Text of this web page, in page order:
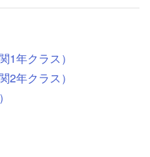
1年クラス）
2年クラス）